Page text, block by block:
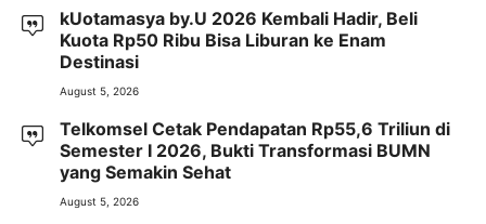
kUotamasya by.U 2026 Kembali Hadir, Beli
Kuota Rp50 Ribu Bisa Liburan ke Enam
Destinasi
August 5, 2026
Telkomsel Cetak Pendapatan Rp55,6 Triliun di
Semester I 2026, Bukti Transformasi BUMN
yang Semakin Sehat
August 5, 2026